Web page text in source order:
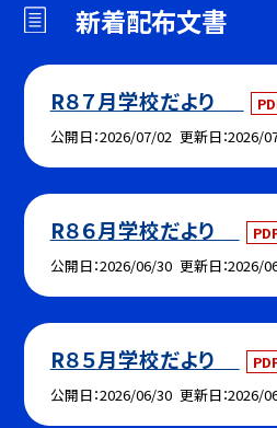
新着配布文書
R８７月学校だより
公開日 2026/07/02 更新日 2026/
R８６月学校だより
公開日 2026/06/30 更新日 2026/
R８５月学校だより
公開日 2026/06/30 更新日 2026/